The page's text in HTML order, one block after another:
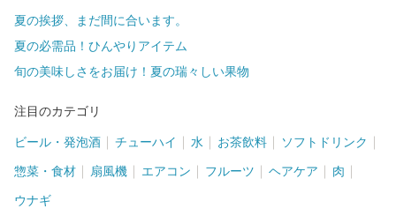
夏の挨拶、まだ間に合います。
夏の必需品！ひんやりアイテム
旬の美味しさをお届け！夏の瑞々しい果物
注目のカテゴリ
ビール・発泡酒 チューハイ 水 お茶飲料 ソフトドリンク
惣菜・食材 扇風機 エアコン フルーツ ヘアケア 肉
ウナギ